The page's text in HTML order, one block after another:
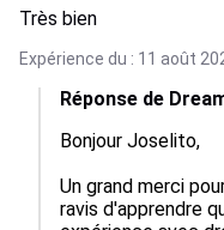
Très bien
Expérience du : 11 août
Réponse de
Bonjour Joselito,
Un grand merci
ravis d'apprendre